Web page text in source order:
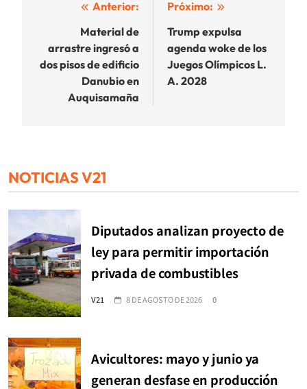
Navegación
entradas
Anterior:
Material de
arrastre ingresó a
dos pisos de edificio
Danubio en
Auquisamaña
Próximo:
Trump expulsa
agenda woke de los
Juegos Olímpicos L.
A. 2028
NOTICIAS V21
Diputados analizan proyecto de
ley para permitir importación
privada de combustibles
V21 8 DE AGOSTO DE 2026 0
Avicultores: mayo y junio ya
generan desfase en producción